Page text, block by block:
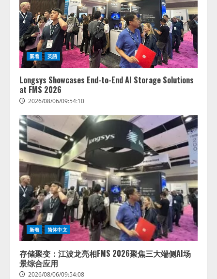
新着 英語
Longsys Showcases End-to-End AI Storage Solutions
at FMS 2026
2026/08/06/09:54:10
新着 简体中文
存储聚变：江波龙亮相FMS 2026聚焦三大端侧AI场
景综合应用
2026/08/06/09:54:08